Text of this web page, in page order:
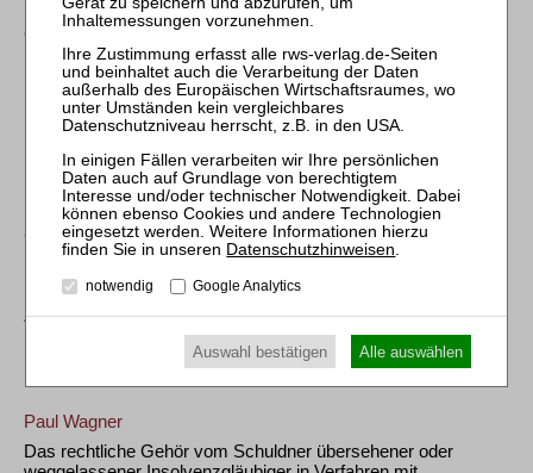
Insolvenzverfahren und Haftung bei der Limited nach
Geschäftseinstellung und Streichung im Companies Register
ZVI 2007, 236
Hans-P. Runkel
Der Freiberufler in der Insolvenz
ZVI 2007, 45
Gerhard Pape
im Insolvenzverfahren
Zugleich Besprechung von BVerfG, Beschl. v. 24. 8. 2006 – 2
BvR 1552/06, ZVI 2007, 23 – in diesem Heft
Paul Wagner
Das rechtliche Gehör vom Schuldner übersehener oder
Datenschutzhinweisen
notwendig Google Analytics
Auswahl bestätigen Alle auswählen